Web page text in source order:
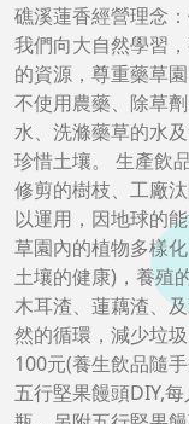
礁溪蓮香經營理念
我們向大自然學習
的資源，尊重藥草
不使用農藥、除草
水、洗滌藥草的水
珍惜土壤。 生產飲
修剪的樹枝、工廠
以運用，因地球的
草園內的植物多樣
土壤的健康)，養殖
木耳渣、蓮藕渣、
然的循環，減少垃
100元(養生飲品隨
五行堅果饅頭DIY,